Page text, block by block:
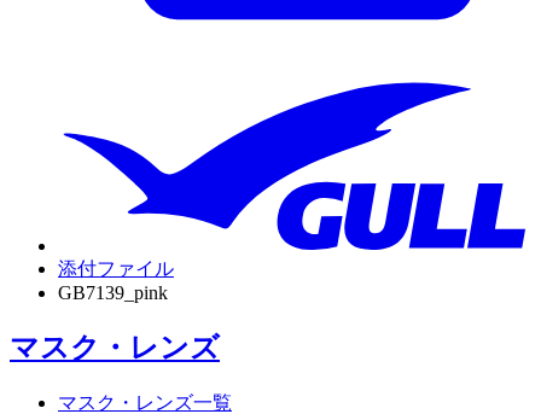
添付ファイル
GB7139_pink
マスク・レンズ
マスク・レンズ一覧